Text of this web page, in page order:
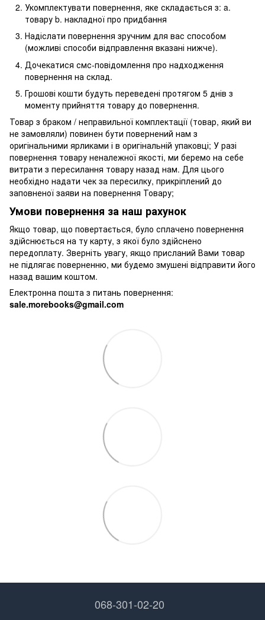
Укомплектувати повернення, яке складається з: a.
товару b. накладної про придбання
Надіслати повернення зручним для вас способом
(можливі способи відправлення вказані нижче).
Дочекатися смс-повідомлення про надходження
повернення на склад.
Грошові кошти будуть переведені протягом 5 днів з
моменту прийняття товару до повернення.
Товар з браком / неправильної комплектації (товар, який ви
не замовляли) повинен бути повернений нам з
оригінальними ярликами і в оригінальній упаковці; У разі
повернення товару неналежної якості, ми беремо на себе
витрати з пересилання товару назад нам. Для цього
необхідно надати чек за пересилку, прикріплений до
заповненої заяви на повернення Товару;
Умови повернення за наш рахунок
Якщо товар, що повертається, було сплачено повернення
здійснюється на ту карту, з якої було здійснено
передоплату. Зверніть увагу, якщо присланий Вами товар
не підлягає поверненню, ми будемо змушені відправити його
назад вашим коштом.
Електронна пошта з питань повернення:
sale.morebooks@gmail.com
068-301-02-20